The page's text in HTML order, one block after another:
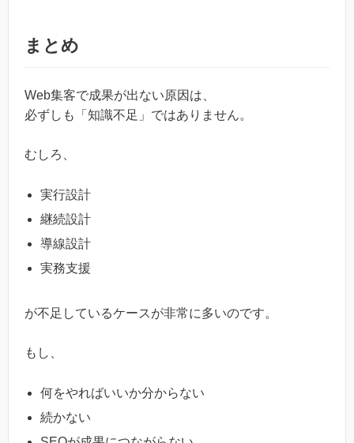
まとめ
Web集客で成果が出ない原因は、
必ずしも「知識不足」ではありません。
むしろ、
実行設計
継続設計
導線設計
実務支援
が不足しているケースが非常に多いのです。
もし、
何をやればいいか分からない
続かない